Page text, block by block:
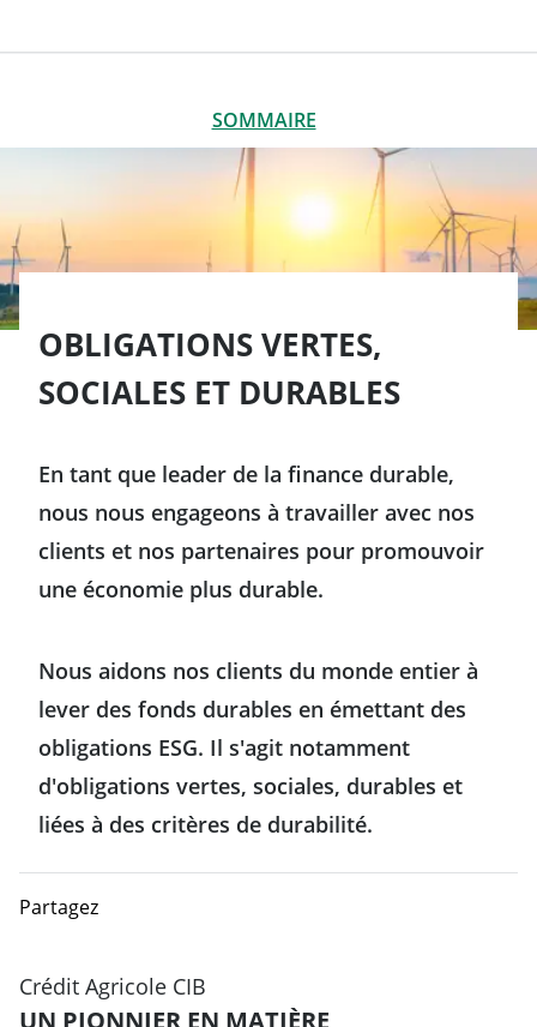
SOMMAIRE
Un pionnier en matière d'obligations vertes, sociales et
Notre offre d'obligations vertes, sociales et durables
Récompenses et distinctions décernées à Crédit Agricole
OBLIGATIONS VERTES,
SOCIALES ET DURABLES
En tant que leader de la finance durable,
nous nous engageons à travailler avec nos
clients et nos partenaires pour promouvoir
une économie plus durable.
Nous aidons nos clients du monde entier à
lever des fonds durables en émettant des
obligations ESG. Il s'agit notamment
d'obligations vertes, sociales, durables et
liées à des critères de durabilité.
Partagez
Crédit Agricole CIB
UN PIONNIER EN MATIÈRE